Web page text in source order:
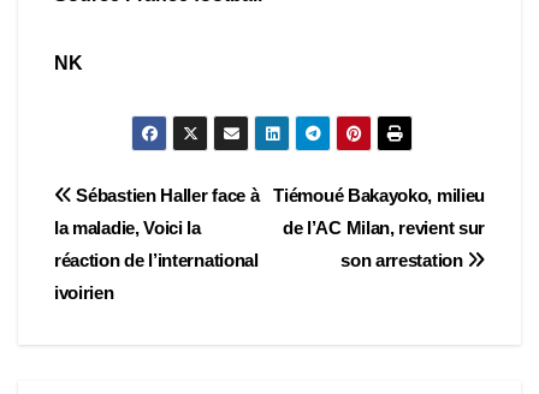
NK
Navigation
de
l’article
Tiémoué Bakayoko, milieu
de l’AC Milan, revient sur
son arrestation
Sébastien Haller face à
la maladie, Voici la
réaction de l’international
ivoirien